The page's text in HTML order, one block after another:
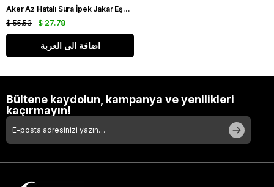
Aker Az Hatalı Sura İpek Jakar Eşarp IST 03229 Siyah Gümüş Simli Desen
$ 27.78
$ 55.53
اضافة الى العربة
Bültene kaydolun, kampanya ve yenilikleri
kaçırmayın!